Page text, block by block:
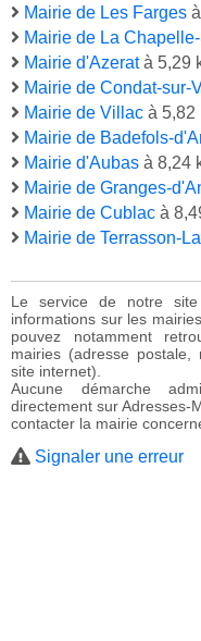
Mairie de Les Farges
Mairie de La
Mairie d'Azeratà 5,29
Mairie de Condat-sur-
Mairie de Villac à 5,82
Mairie de Badefols-
Mairie d'Aubas à 8,24
Mairie de Granges-
Mairie de Cublac à
Mairie de Terrasson-
Le service de notre
informations sur les
pouvez notamment
mairies (adresse postale,
site internet).
Aucune démarche
directement sur Adresses-
contacter la mairie
Signaler une erreur